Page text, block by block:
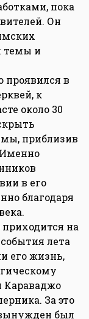
пока
Он
темы и
проявился в
к
около 30
приблизив
Именно
в его
благодаря
на
лета
его жизнь,
Караваджо
За это
был